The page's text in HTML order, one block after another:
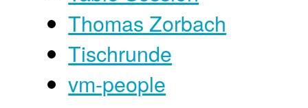
Thomas Zorbach
Tischrunde
vm-people